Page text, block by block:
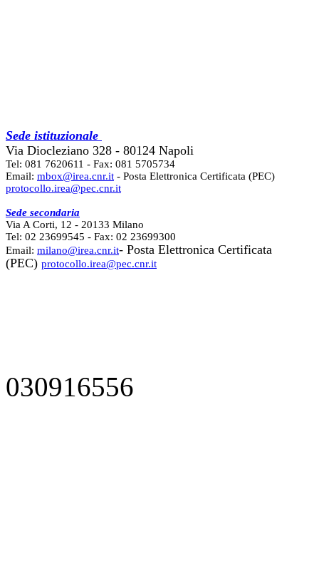
Sede istituzionale
Via Diocleziano 328 - 80124 Napoli
Tel: 081 7620611 - Fax: 081 5705734
Email: mbox@irea.cnr.it - Posta Elettronica Certificata (PEC)
protocollo.irea@pec.cnr.it
Sede secondaria
Via A Corti, 12 - 20133 Milano
Tel: 02 23699545 - Fax: 02 23699300
Email: milano@irea.cnr.it- Posta Elettronica Certificata
(PEC) protocollo.irea@pec.cnr.it
030916556